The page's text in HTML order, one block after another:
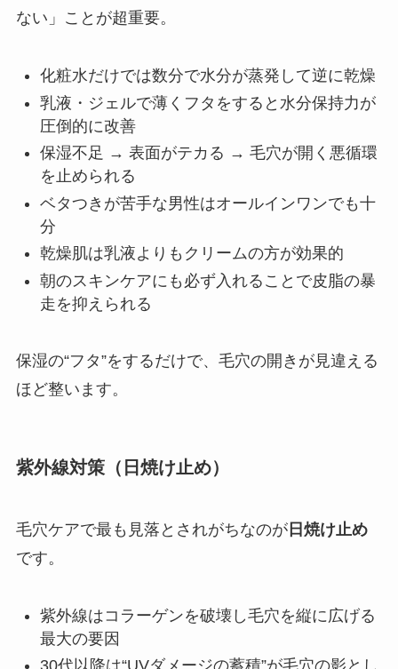
ない」ことが超重要。
化粧水だけでは数分で水分が蒸発して逆に乾燥
乳液・ジェルで薄くフタをすると水分保持力が
圧倒的に改善
保湿不足 → 表面がテカる → 毛穴が開く悪循環
を止められる
ベタつきが苦手な男性はオールインワンでも十
分
乾燥肌は乳液よりもクリームの方が効果的
朝のスキンケアにも必ず入れることで皮脂の暴
走を抑えられる
保湿の“フタ”をするだけで、毛穴の開きが見違える
ほど整います。
紫外線対策（日焼け止め）
毛穴ケアで最も見落とされがちなのが日焼け止め
です。
紫外線はコラーゲンを破壊し毛穴を縦に広げる
最大の要因